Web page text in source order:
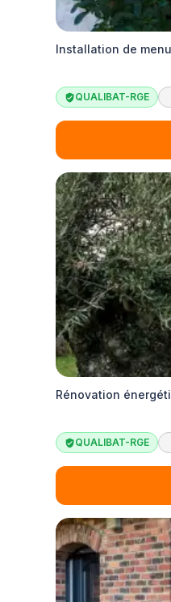
Installation de
QUALIBAT-RGE
Rénovation
QUALIBAT-RGE